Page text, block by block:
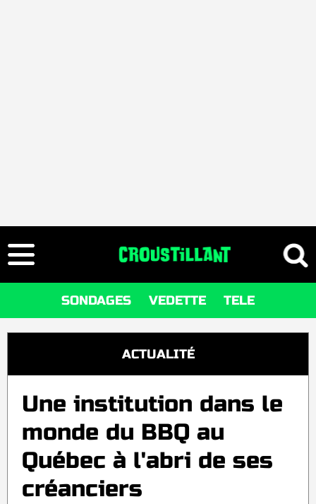
SONDAGES VEDETTE TELE
ACTUALITÉ
Une institution dans le
monde du BBQ au
Québec à l'abri de ses
créanciers